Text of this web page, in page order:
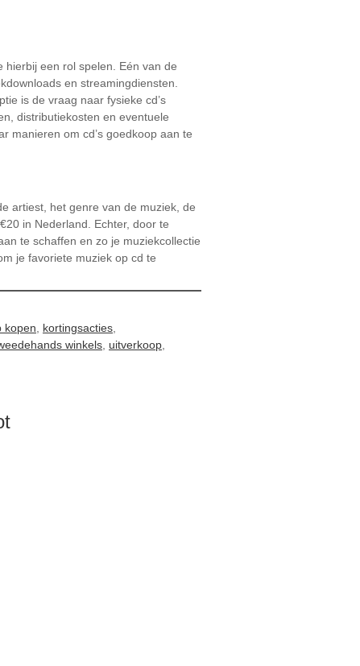
hierbij een rol spelen. Eén van de
en streamingdiensten.
is de vraag naar fysieke cd’s
distributiekosten en eventuele
manieren om cd’s goedkoop aan te
artiest, het genre van de muziek, de
in Nederland. Echter, door te
te schaffen en zo je muziekcollectie
je favoriete muziek op cd te
kopen kortingsacties
winkels uitverkoop